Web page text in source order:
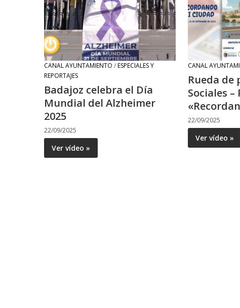
CANAL AYUNTAMIENTO /ESPECIALES Y
REPORTAJES
Badajoz celebra el Día
Mundial del Alzheimer
2025
22/09/2025
Ver vídeo »
CANAL
Rueda de
Sociales
22/09/2025
Ver vídeo »